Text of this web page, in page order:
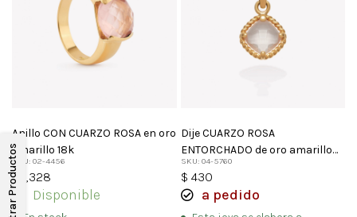
Filtrar Productos
Anillo CON CUARZO ROSA en oro
amarillo 18k
SKU: 02-4456
$ 1,328
Disponible
Dije CUARZO ROSA
ENTORCHADO de oro amarillo
18k
SKU: 04-5760
$ 430
a pedido